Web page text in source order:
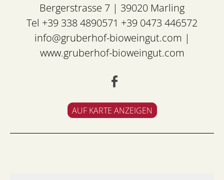
Bergerstrasse 7 | 39020 Marling
Tel +39 338 4890571 +39 0473 446572
info@gruberhof-bioweingut.com |
www.gruberhof-bioweingut.com
AUF KARTE ANZEIGEN